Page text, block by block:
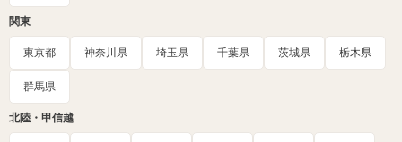
関東
東京都 神奈川県 埼玉県 千葉県 茨城県 栃木県
群馬県
北陸・甲信越